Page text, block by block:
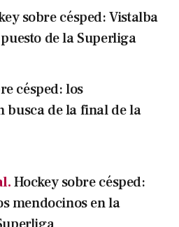
sobre césped: Vistalba
de la Superliga
césped: los
busca de la final de la
Hockey sobre césped:
mendocinos en la